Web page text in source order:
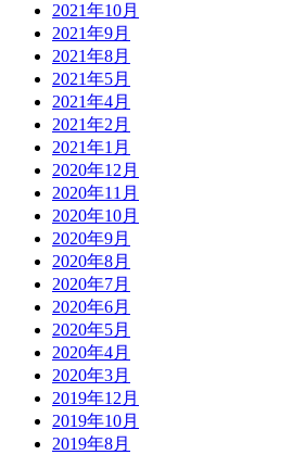
2021年10月
2021年9月
2021年8月
2021年5月
2021年4月
2021年2月
2021年1月
2020年12月
2020年11月
2020年10月
2020年9月
2020年8月
2020年7月
2020年6月
2020年5月
2020年4月
2020年3月
2019年12月
2019年10月
2019年8月